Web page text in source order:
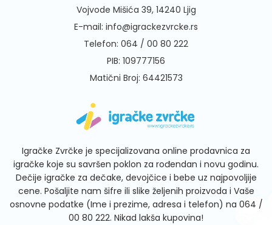
Vojvode Mišića 39, 14240 Ljig
E-mail: info@igrackezvrcke.rs
Telefon: 064 / 00 80 222
PIB: 109777156
Matični Broj: 64421573
Igračke Zvrčke je specijalizovana online prodavnica za
igračke koje su savršen poklon za rođendan i novu godinu.
Dečije igračke za dečake, devojčice i bebe uz najpovoljije
cene. Pošaljite nam šifre ili slike željenih proizvoda i Vaše
osnovne podatke (Ime i prezime, adresa i telefon) na 064 /
00 80 222. Nikad lakša kupovina!